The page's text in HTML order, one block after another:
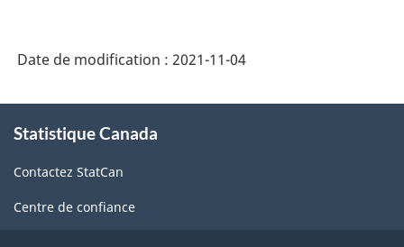
Date de modification : 2021-11-04
propos
ce
site
Statistique Canada
Contactez StatCan
Centre de confiance